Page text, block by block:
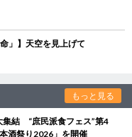
」】天空を見上げて
もっと見る
集結 “庶民派食フェス”第4
酒祭り2026」を開催